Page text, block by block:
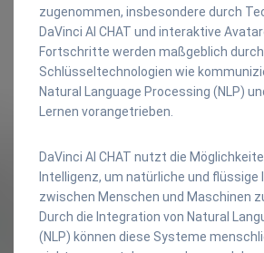
zugenommen, insbesondere durch
DaVinci AI CHAT und interaktive
Fortschritte werden maßgeblich durch
Schlüsseltechnologien wie
Natural Language Processing (NLP)
Lernen vorangetrieben.
DaVinci AI CHAT nutzt die
Intelligenz, um natürliche und flüssige
zwischen Menschen und Maschinen
Durch die Integration von Natural
(NLP) können diese Systeme